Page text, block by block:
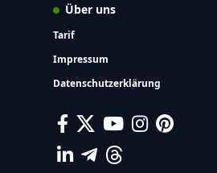
Über uns
Tarif
Impressum
Datenschutzerklärung